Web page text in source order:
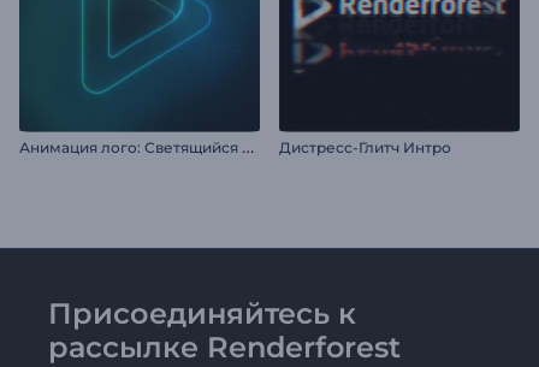
А
нимация лого: Светящийся неон Дистресс-Глитч Интро
Присоединяйтесь к
рассылке Renderforest